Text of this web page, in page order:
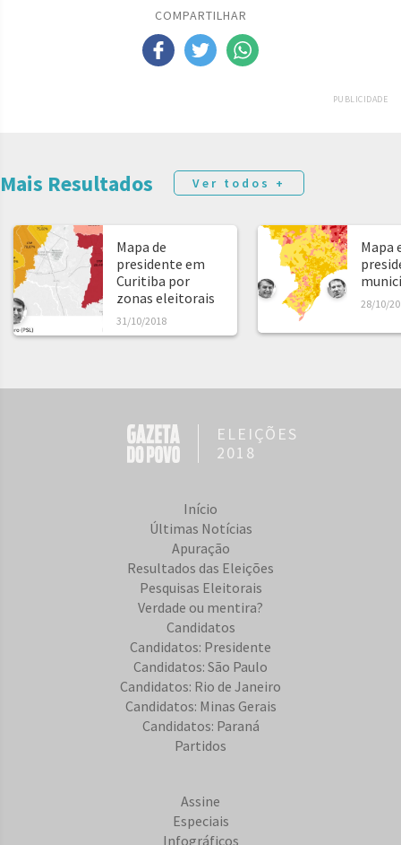
COMPARTILHAR
PUBLICIDADE
Mais Resultados Ver todos +
Mapa de
presidente em
Curitiba por
zonas eleitorais
31/10/2018
Mapa
28/10/
ELEIÇÕES
2018
Início
Últimas Notícias
Apuração
Resultados das Eleições
Pesquisas Eleitorais
Verdade ou mentira?
Candidatos
Candidatos: Presidente
Candidatos: São Paulo
Candidatos: Rio de Janeiro
Candidatos: Minas Gerais
Candidatos: Paraná
Partidos
Assine
Especiais
Infográficos